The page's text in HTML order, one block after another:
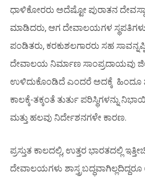
ಧಾಳಿಕೋರರು ಅದೆಷ್ಟೋ ಪುರಾತನ
ಮಾಡಿದರು, ಆಗ ದೇವಾಲಯಗಳ ಸ್ಥಪತಿಗಳು,
ಪಂಡಿತರು, ಕರಕುಶಲಗಾರರು ಸಹ
ದೇವಾಲಯ ನಿರ್ಮಾಣ ಸಾಂಪ್ರದಾಯವು
ಉಳಿದುಕೊಂಡಿದೆ ಎಂದರೆ ಅದಕ್ಕೆ ಹಿಂದೂ
ಕಾಲಕ್ಕೆ-ತಕ್ಕಂತೆ ತುರ್ತು ಪರಿಸ್ಥಿಗಳನ್ನು
ಮತ್ತು ಹಲವು ನಿರ್ದೇಶನಗಳೇ ಕಾರಣ.
ಪ್ರಸ್ತುತ ಕಾಲದಲ್ಲಿ, ಉತ್ತರ ಭಾರತದಲ್ಲಿ
ದೇವಾಲಯಗಳು